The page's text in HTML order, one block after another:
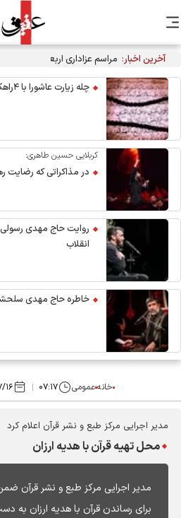
آخرین اخبار: مراسم عزاداری اربعین هیأت‌های
رهبر انقلاب
چله زیارت عاشورا با ۴راهکارِ خاص
کربلایی حسین طاهری:
در مذاکراتی که رضایت
روایت حاج مهدی رسولی
انقلاب
خاطره حاج مهدی سلحشور
خانهعمومی ۰۷:۱۷
مدیر اجرایی مرکز طبع و نشر قرآن اعلام کرد
محل تهیه قرآن با هدیه ارزان
مدیر اجرایی مرکز طبع و نشر قرآن ضمن
برای رساندن قرآن با هدیه ارزان به